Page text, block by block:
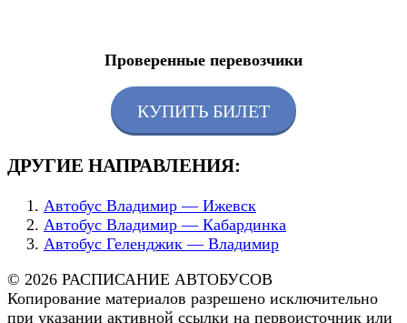
Проверенные перевозчики
КУПИТЬ БИЛЕТ
ДРУГИЕ НАПРАВЛЕНИЯ:
Автобус Владимир — Ижевск
Автобус Владимир — Кабардинка
Автобус Геленджик — Владимир
© 2026 РАСПИСАНИЕ АВТОБУСОВ
Копирование материалов разрешено исключительно
при указании активной ссылки на первоисточник или